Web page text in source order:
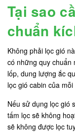
Tại sao
chuẩn
Không phải lọc gió
có những quy chuẩn
lốp, dung lượng ắc
lọc gió cabin của
Nếu sử dụng lọc gió
tấm lọc sẽ không
sẽ không được lọc